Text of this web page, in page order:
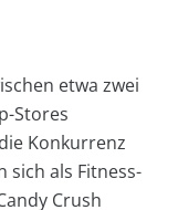
etwa zwei
Stores
Konkurrenz
sich als Fitness-
Crush